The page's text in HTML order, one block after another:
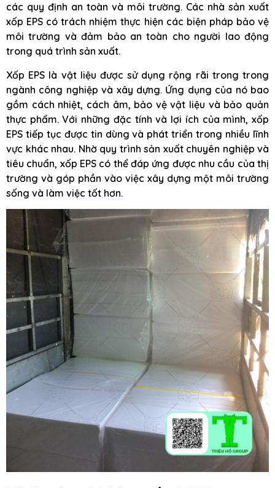
các quy định an toàn và môi trường. Các nhà sản xuất
xốp EPS có trách nhiệm thực hiện các biện pháp bảo vệ
môi trường và đảm bảo an toàn cho người lao động
trong quá trình sản xuất.
Xốp EPS là vật liệu được sử dụng rộng rãi trong trong
ngành công nghiệp và xây dựng. Ứng dụng của nó bao
gồm cách nhiệt, cách âm, bảo vệ vật liệu và bảo quản
thực phẩm. Với những đặc tính và lợi ích của mình, xốp
EPS tiếp tục được tin dùng và phát triển trong nhiều lĩnh
vực khác nhau. Nhờ quy trình sản xuất chuyên nghiệp và
tiêu chuẩn, xốp EPS có thể đáp ứng được nhu cầu của thị
trường và góp phần vào việc xây dựng một môi trường
sống và làm việc tốt hơn.